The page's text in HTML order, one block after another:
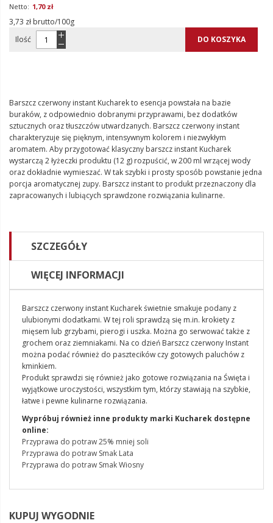
1,70 zł
3,73 zł brutto/100g
Ilość
DO KOSZYKA
Barszcz czerwony instant Kucharek to esencja powstała na bazie
buraków, z odpowiednio dobranymi przyprawami, bez dodatków
sztucznych oraz tłuszczów utwardzanych. Barszcz czerwony instant
charakteryzuje się pięknym, intensywnym kolorem i niezwykłym
aromatem. Aby przygotować klasyczny barszcz instant Kucharek
wystarczą 2 łyżeczki produktu (12 g) rozpuścić, w 200 ml wrzącej wody
oraz dokładnie wymieszać. W tak szybki i prosty sposób powstanie jedna
porcja aromatycznej zupy. Barszcz instant to produkt przeznaczony dla
zapracowanych i lubiących sprawdzone rozwiązania kulinarne.
SZCZEGÓŁY
WIĘCEJ INFORMACJI
Barszcz czerwony instant Kucharek świetnie smakuje podany z
ulubionymi dodatkami. W tej roli sprawdzą się m.in. krokiety z
mięsem lub grzybami, pierogi i uszka. Można go serwować także z
grochem oraz ziemniakami. Na co dzień Barszcz czerwony Instant
można podać również do pasztecików czy gotowych paluchów z
kminkiem.
Produkt sprawdzi się również jako gotowe rozwiązania na Święta i
wyjątkowe uroczystości, wszystkim tym, którzy stawiają na szybkie,
łatwe i pewne kulinarne rozwiązania.
Wypróbuj również inne produkty marki Kucharek dostępne
online:
Przyprawa do potraw 25% mniej soli
Przyprawa do potraw Smak Lata
Przyprawa do potraw Smak Wiosny
KUPUJ WYGODNIE